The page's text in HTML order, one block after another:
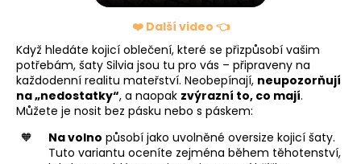
❤️ Další video 👈
Když hledáte kojicí oblečení, které se přizpůsobí vašim
potřebám, šaty Silvia jsou tu pro vás – připraveny na
každodenní realitu mateřství. Neobepínají, neupozorňují
na „nedostatky“, a naopak zvýrazní to, co mají.
Můžete je nosit bez pásku nebo s páskem:
Na volno působí jako uvolněné oversize kojicí šaty.
Tuto variantu oceníte zejména během těhotenství,